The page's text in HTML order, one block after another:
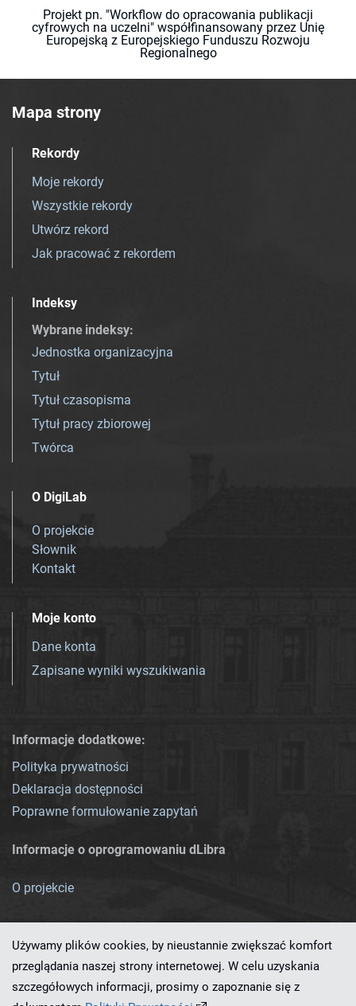
Projekt pn. "Workflow do opracowania publikacji
cyfrowych na uczelni" współfinansowany przez Unię
Europejską z Europejskiego Funduszu Rozwoju
Regionalnego
Mapa strony
Rekordy
Moje rekordy
Wszystkie rekordy
Utwórz rekord
Jak pracować z rekordem
Indeksy
Wybrane indeksy:
Jednostka organizacyjna
Tytuł
Tytuł czasopisma
Tytuł pracy zbiorowej
Twórca
O DigiLab
O projekcie
Słownik
Kontakt
Moje konto
Dane konta
Zapisane wyniki wyszukiwania
Informacje dodatkowe:
Polityka prywatności
Deklaracja dostępności
Poprawne formułowanie zapytań
Informacje o oprogramowaniu dLibra
O projekcie
Ten serwis działa dzięki oprogramowaniu
Używamy plików cookies, by nieustannie zwiększać komfort
przeglądania naszej strony internetowej. W celu uzyskania
szczegółowych informacji, prosimy o zapoznanie się z